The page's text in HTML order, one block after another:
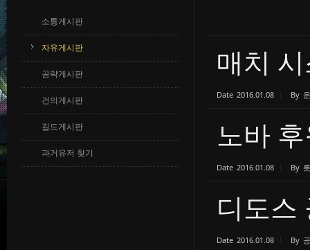
소통게시판
자유게시판
공략게시판
건의게시판
길드게시판
과거유저 찾기
매치
Date 2016.01.08 By
노바
Date 2016.01.08 By
디도스
Date 2016.01.08 By